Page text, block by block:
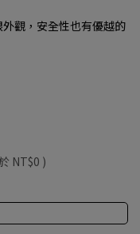
觀，安全性也有優越的
NT$0 )